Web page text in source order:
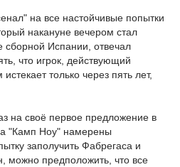
на все настойчивые попытки
накануне вечером стал
Испании, отвечал
что игрок, действующий
истекает только через пять лет,
на своё первое предложение в
"Камп Ноу" намерены
заполучить Фабрегаса и
можно предположить, что все